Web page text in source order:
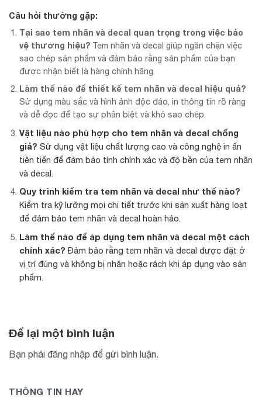
Câu hỏi thường gặp:
Tại sao tem nhãn và decal quan trọng trong việc bảo
vệ thương hiệu? Tem nhãn và decal giúp ngăn chặn việc
sao chép sản phẩm và đảm bảo rằng sản phẩm của bạn
được nhận biết là hàng chính hãng.
Làm thế nào để thiết kế tem nhãn và decal hiệu quả?
Sử dụng màu sắc và hình ảnh độc đáo, in thông tin rõ ràng
và dễ đọc để tạo sự phân biệt và khó sao chép.
Vật liệu nào phù hợp cho tem nhãn và decal chống
giả? Sử dụng vật liệu chất lượng cao và công nghệ in ấn
tiên tiến để đảm bảo tính chính xác và độ bền của tem nhãn
và decal.
Quy trình kiểm tra tem nhãn và decal như thế nào?
Kiểm tra kỹ lưỡng mọi chi tiết trước khi sản xuất hàng loạt
để đảm bảo tem nhãn và decal hoàn hảo.
Làm thế nào để áp dụng tem nhãn và decal một cách
chính xác? Đảm bảo rằng tem nhãn và decal được đặt ở
vị trí đúng và không bị nhăn hoặc rách khi áp dụng vào sản
phẩm.
Để lại một bình luận
Bạn phải đăng nhập để gửi bình luận.
THÔNG TIN HAY